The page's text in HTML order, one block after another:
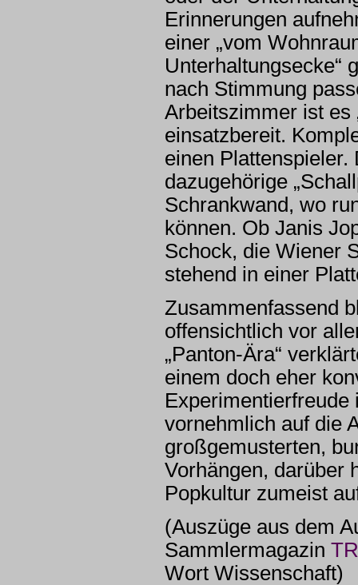
Erinnerungen
einer „vom
Unterhaltungsecke“
nach Stimmung
Arbeitszimmer ist es
einsatzbereit.
einen
dazugehörige
Schrankwand, wo
können. Ob Janis
Schock, die Wiener
stehend in einer
Zusammenfassend
offensichtlich vor
„Panton-Ära“
einem doch eher
Experimentierfreude
vornehmlich auf die
großgemusterten,
Vorhängen, darüber
Popkultur zumeist
(Auszüge aus dem
Sammlermagazin
Wort Wissenschaft)